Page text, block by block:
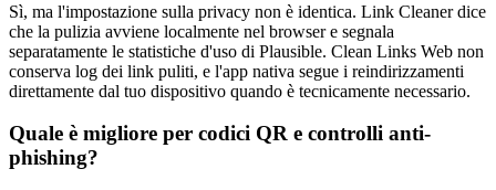
Sì, ma l'impostazione sulla privacy non è identica. Link Cleaner dice
che la pulizia avviene localmente nel browser e segnala
separatamente le statistiche d'uso di Plausible. Clean Links Web non
conserva log dei link puliti, e l'app nativa segue i reindirizzamenti
direttamente dal tuo dispositivo quando è tecnicamente necessario.
Quale è migliore per codici QR e controlli anti-
phishing?